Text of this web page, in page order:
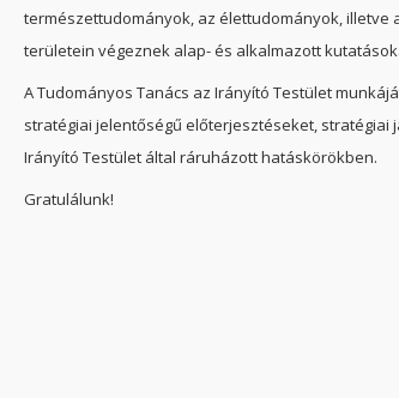
természettudományok, az élettudományok,
területein végeznek alap- és alkalmazott
A Tudományos Tanács az Irányító Testület
stratégiai jelentőségű előterjesztéseket,
Irányító Testület által ráruházott hatáskörökben.
Gratulálunk!